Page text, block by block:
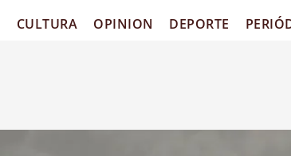
CULTURA OPINION DEPORTE